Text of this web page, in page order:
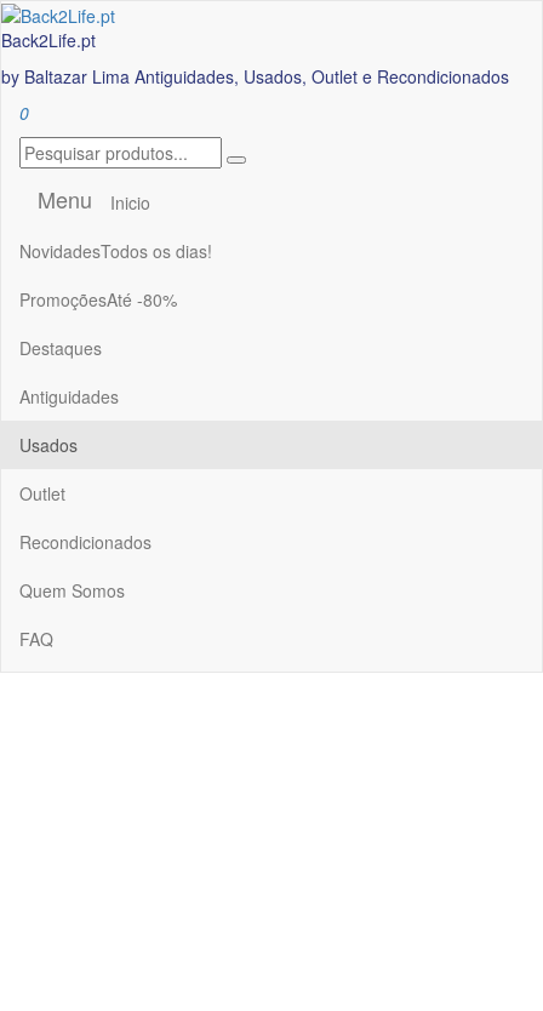
Saltar
para
conteúdo
Back2Life.pt
by Baltazar Lima Antiguidades, Usados, Outlet e Recondicionados
0
Menu
Inicio
NovidadesTodos os dias!
PromoçõesAté -80%
Destaques
Antiguidades
Usados
Outlet
Recondicionados
Quem Somos
FAQ